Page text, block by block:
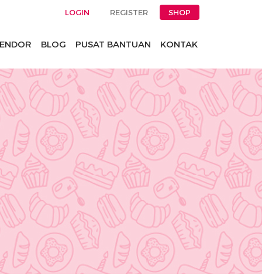
LOGIN REGISTER SHOP
BLOG PUSAT BANTUAN KONTAK